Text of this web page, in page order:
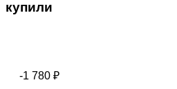
купили
-1 780 ₽